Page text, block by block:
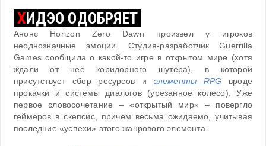
ХИДЭО ОДОБРЯЕТ
Анонс Horizon Zero Dawn произвел у игроков
неоднозначные эмоции. Студия-разработчик Guerrilla
Games сообщила о какой-то игре в открытом мире (хотя
ждали от неё коридорного шутера), в которой
присутствует сбор ресурсов и элементы RPG вроде
прокачки и системы диалогов (урезанное колесо). Уже
первое словосочетание – «открытый мир» – повергло
геймеров в скепсис, причем весьма ожидаемо, учитывая
последние «успехи» этого жанрового элемента.